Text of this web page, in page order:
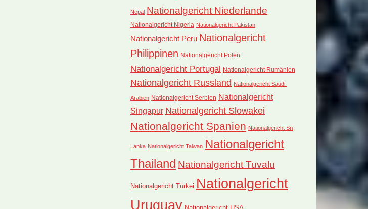
Nepal Nationalgericht Niederlande
Nationalgericht Nigeria Nationalgericht Pakistan
Nationalgericht Peru Nationalgericht
Philippinen Nationalgericht Polen
Nationalgericht Portugal Nationalgericht Rumänien
Nationalgericht Russland Nationalgericht Saudi-
Arabien Nationalgericht Serbien Nationalgericht
Singapur Nationalgericht Slowakei
Nationalgericht Spanien Nationalgericht Sri
Lanka Nationalgericht Taiwan Nationalgericht
Thailand Nationalgericht Tuvalu
Nationalgericht Türkei Nationalgericht
Uruguay